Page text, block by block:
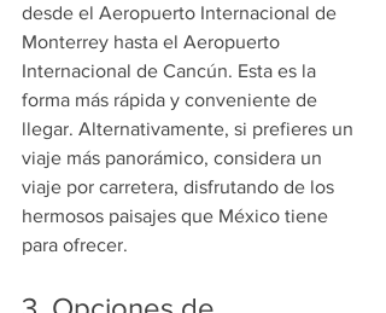
desde el Aeropuerto Internacional de
Monterrey hasta el Aeropuerto
Internacional de Cancún. Esta es la
forma más rápida y conveniente de
llegar. Alternativamente, si prefieres un
viaje más panorámico, considera un
viaje por carretera, disfrutando de los
hermosos paisajes que México tiene
para ofrecer.